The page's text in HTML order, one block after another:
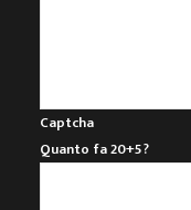
Captcha
Quanto fa 20+5?